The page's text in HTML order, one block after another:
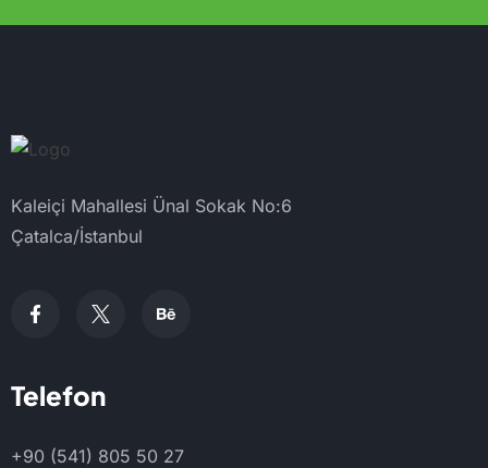
Kaleiçi Mahallesi Ünal Sokak No:6
Çatalca/İstanbul
Telefon
+90 (541) 805 50 27